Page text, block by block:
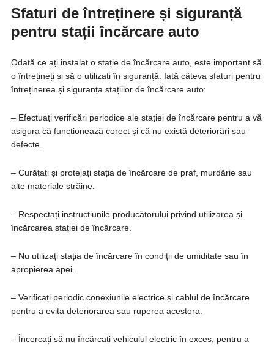
Sfaturi de întreținere și siguranță
pentru stații încărcare auto
Odată ce ați instalat o stație de încărcare auto, este important să
o întrețineți și să o utilizați în siguranță. Iată câteva sfaturi pentru
întreținerea și siguranța stațiilor de încărcare auto:
– Efectuați verificări periodice ale stației de încărcare pentru a vă
asigura că funcționează corect și că nu există deteriorări sau
defecte.
– Curățați și protejați stația de încărcare de praf, murdărie sau
alte materiale străine.
– Respectați instrucțiunile producătorului privind utilizarea și
încărcarea stației de încărcare.
– Nu utilizați stația de încărcare în condiții de umiditate sau în
apropierea apei.
– Verificați periodic conexiunile electrice și cablul de încărcare
pentru a evita deteriorarea sau ruperea acestora.
– Încercați să nu încărcați vehiculul electric în exces, pentru a